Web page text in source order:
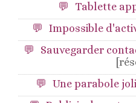
Tablette
Impossible
Sauvegarder
Une parabole